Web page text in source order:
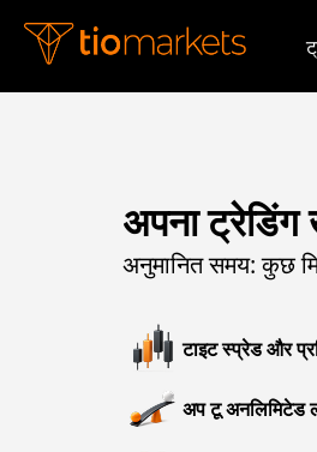
अपना
अनुमानित समय: कुछ
टाइट स्प्रेड और
अप टू अनलिमिटेड